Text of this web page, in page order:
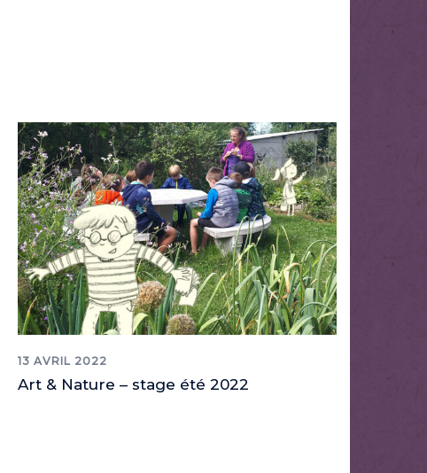
13 AVRIL 2022
Art & Nature – stage été 2022